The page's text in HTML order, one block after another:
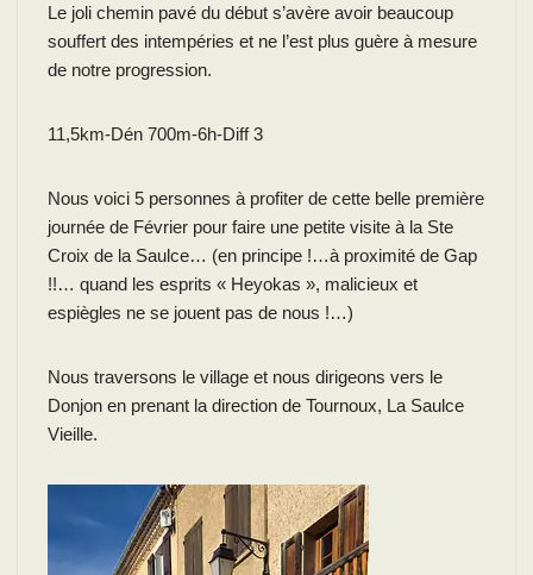
Le joli chemin pavé du début s’avère avoir beaucoup
souffert des intempéries et ne l’est plus guère à mesure
de notre progression.
11,5km-Dén 700m-6h-Diff 3
Nous voici 5 personnes à profiter de cette belle première
journée de Février pour faire une petite visite à la Ste
Croix de la Saulce… (en principe !…à proximité de Gap
!!… quand les esprits « Heyokas », malicieux et
espiègles ne se jouent pas de nous !…)
Nous traversons le village et nous dirigeons vers le
Donjon en prenant la direction de Tournoux, La Saulce
Vieille.